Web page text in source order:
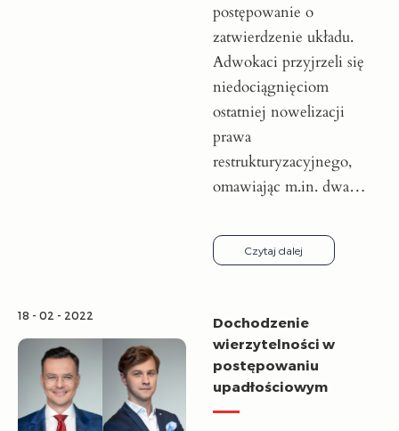
postępowanie o
zatwierdzenie układu.
Adwokaci przyjrzeli się
niedociągnięciom
ostatniej nowelizacji
prawa
restrukturyzacyjnego,
omawiając m.in. dwa…
Czytaj dalej
18 - 02 - 2022
Dochodzenie
wierzytelności w
postępowaniu
upadłościowym